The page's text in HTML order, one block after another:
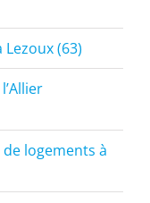
(63)
de logements à